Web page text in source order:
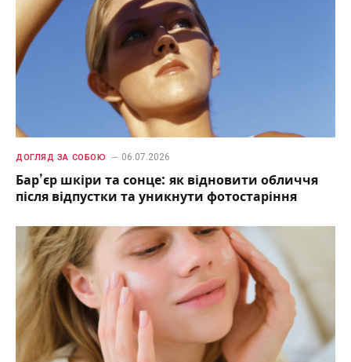
ДОГЛЯД ЗА СОБОЮ 06.07.2026
Бар’єр шкіри та сонце: як відновити обличчя
після відпустки та уникнути фотостаріння